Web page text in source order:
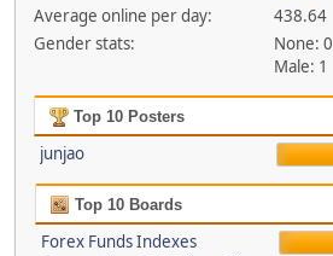
Average online per day:
438.64
Gender stats:
None: 0
Male: 1
Top 10 Posters
junjao
Top 10 Boards
Forex Funds Indexes